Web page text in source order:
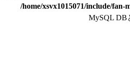
/home/xsvx1015071/include/
MySQL DB